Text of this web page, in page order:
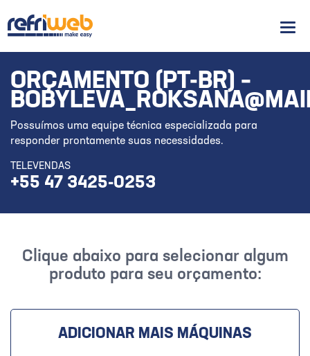
ORÇAMENTO (PT-BR) –
Possuímos uma equipe técnica especializada para
responder prontamente suas necessidades.
TELEVENDAS
+55 47 3425-0253
Clique abaixo para selecionar algum
produto para seu orçamento:
ADICIONAR MAIS MÁQUINAS